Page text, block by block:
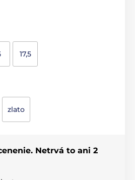
17,5
zlato
Netrvá to ani 2